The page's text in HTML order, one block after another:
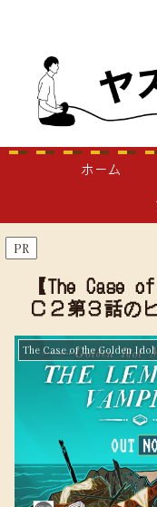
ホーム
PR
【The Case
Ｃ２第３話の
The Case of the Golden Idol